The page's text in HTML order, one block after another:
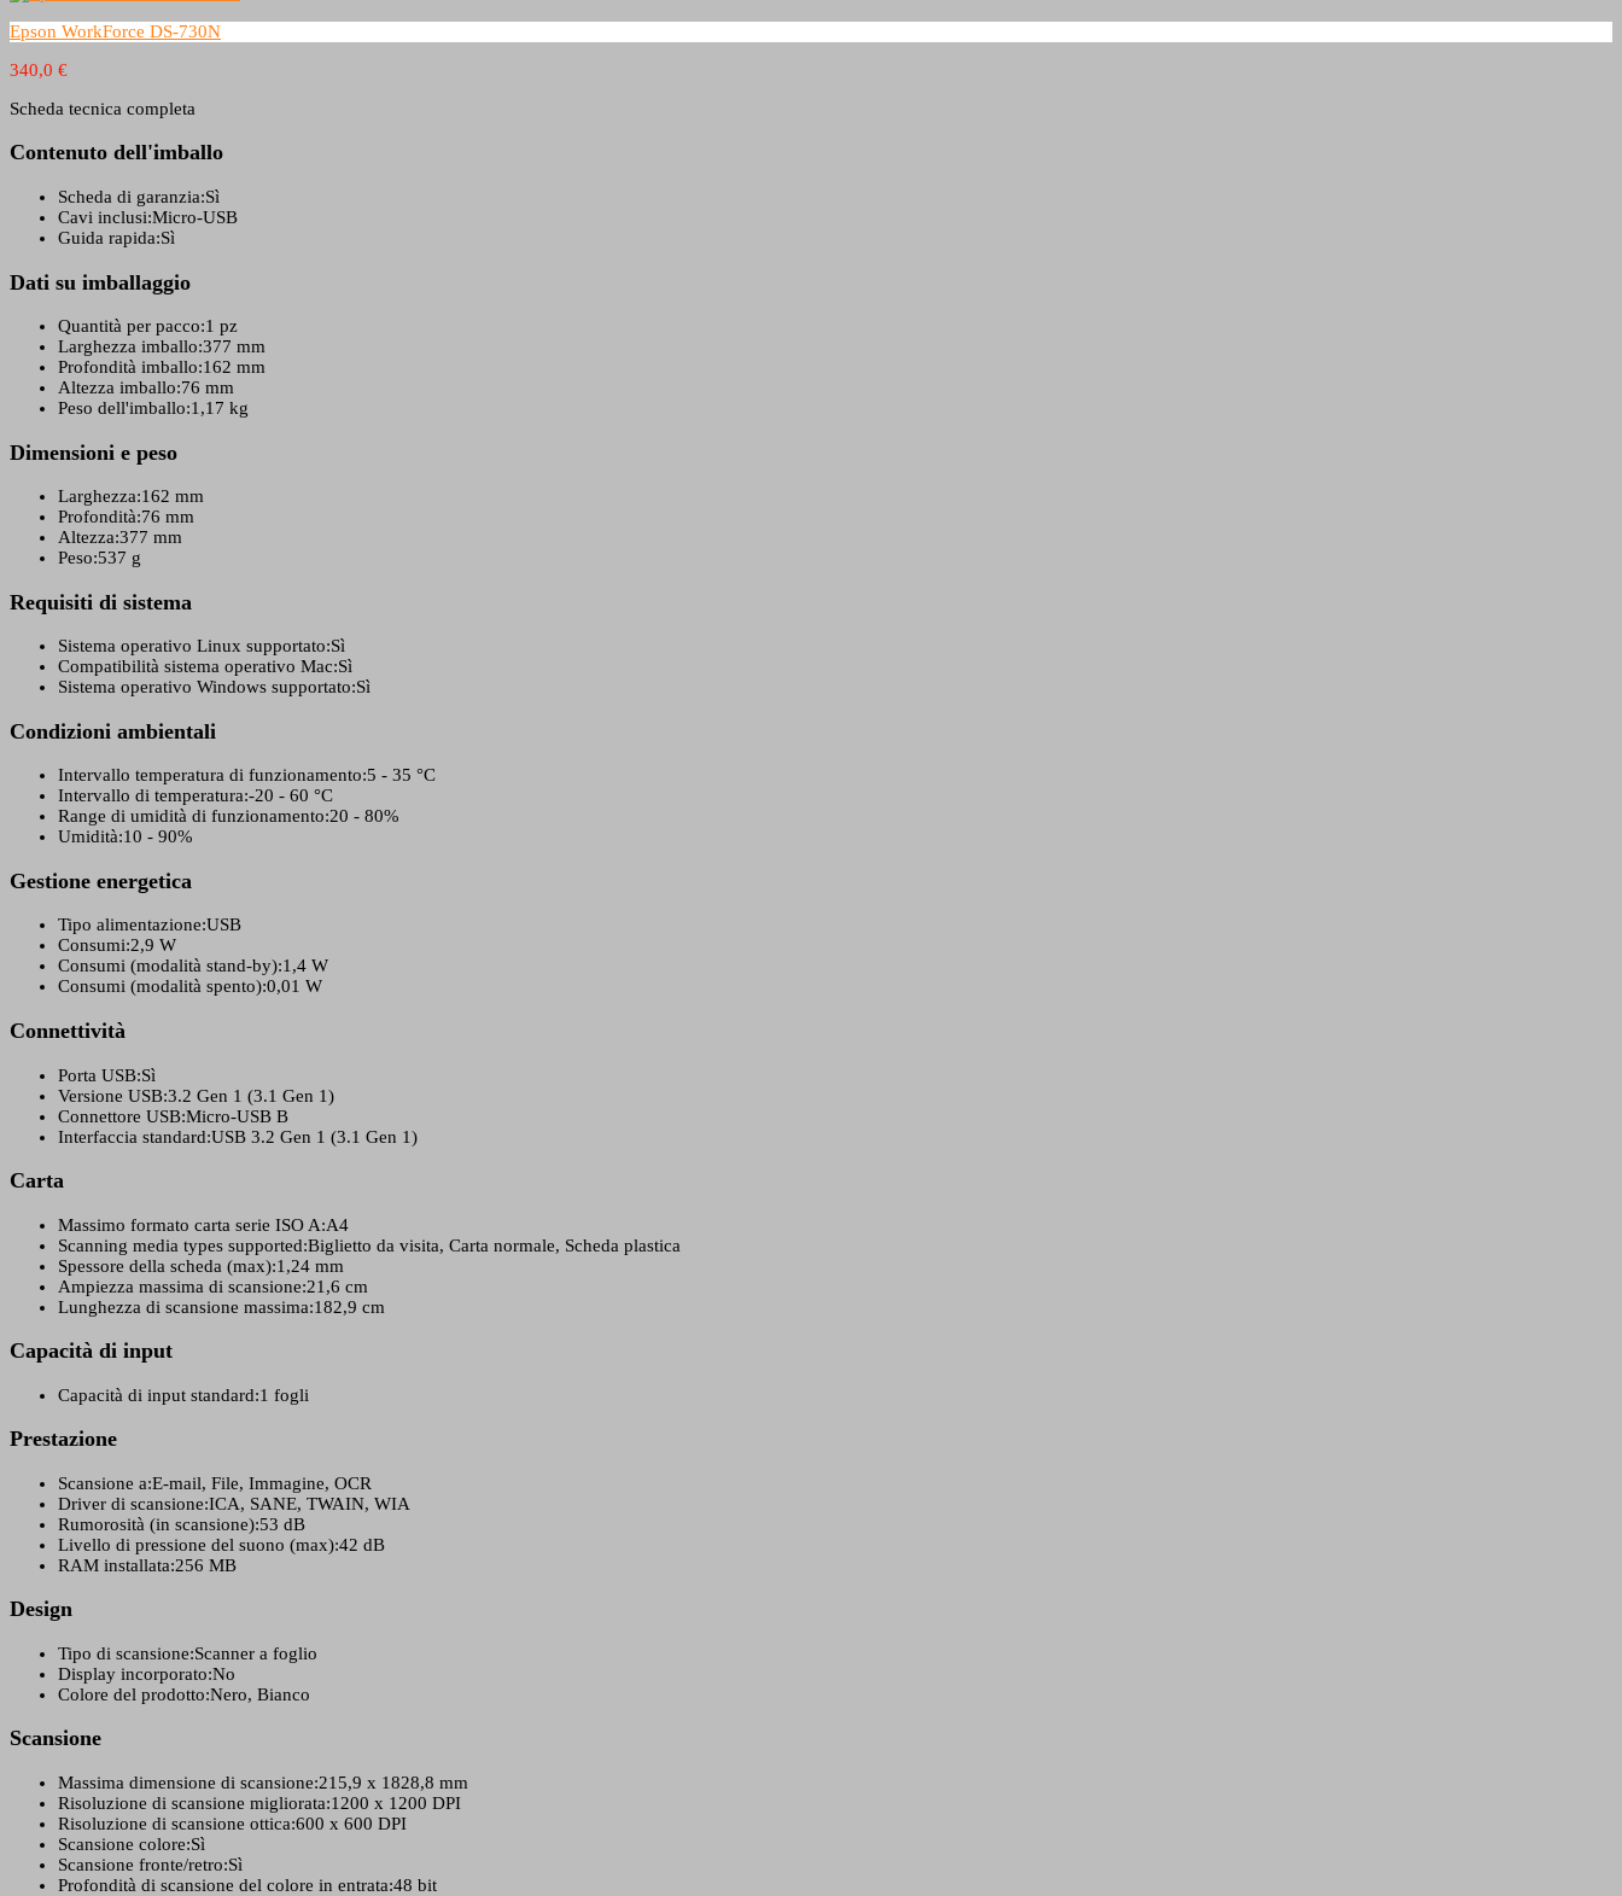
Epson WorkForce DS-730N
340,0 €
Scheda tecnica completa
Contenuto dell'imballo
Scheda di garanzia:Sì
Cavi inclusi:Micro-USB
Guida rapida:Sì
Dati su imballaggio
Quantità per pacco:1 pz
Larghezza imballo:377 mm
Profondità imballo:162 mm
Altezza imballo:76 mm
Peso dell'imballo:1,17 kg
Dimensioni e peso
Larghezza:162 mm
Profondità:76 mm
Altezza:377 mm
Peso:537 g
Requisiti di sistema
Sistema operativo Linux supportato:Sì
Compatibilità sistema operativo Mac:Sì
Sistema operativo Windows supportato:Sì
Condizioni ambientali
Intervallo temperatura di funzionamento:5 - 35 °C
Intervallo di temperatura:-20 - 60 °C
Range di umidità di funzionamento:20 - 80%
Umidità:10 - 90%
Gestione energetica
Tipo alimentazione:USB
Consumi:2,9 W
Consumi (modalità stand-by):1,4 W
Consumi (modalità spento):0,01 W
Connettività
Porta USB:Sì
Versione USB:3.2 Gen 1 (3.1 Gen 1)
Connettore USB:Micro-USB B
Interfaccia standard:USB 3.2 Gen 1 (3.1 Gen 1)
Carta
Massimo formato carta serie ISO A:A4
Scanning media types supported:Biglietto da visita, Carta normale, Scheda plastica
Spessore della scheda (max):1,24 mm
Ampiezza massima di scansione:21,6 cm
Lunghezza di scansione massima:182,9 cm
Capacità di input
Capacità di input standard:1 fogli
Prestazione
Scansione a:E-mail, File, Immagine, OCR
Driver di scansione:ICA, SANE, TWAIN, WIA
Rumorosità (in scansione):53 dB
Livello di pressione del suono (max):42 dB
RAM installata:256 MB
Design
Tipo di scansione:Scanner a foglio
Display incorporato:No
Colore del prodotto:Nero, Bianco
Scansione
Massima dimensione di scansione:215,9 x 1828,8 mm
Risoluzione di scansione migliorata:1200 x 1200 DPI
Risoluzione di scansione ottica:600 x 600 DPI
Scansione colore:Sì
Scansione fronte/retro:Sì
Profondità di scansione del colore in entrata:48 bit